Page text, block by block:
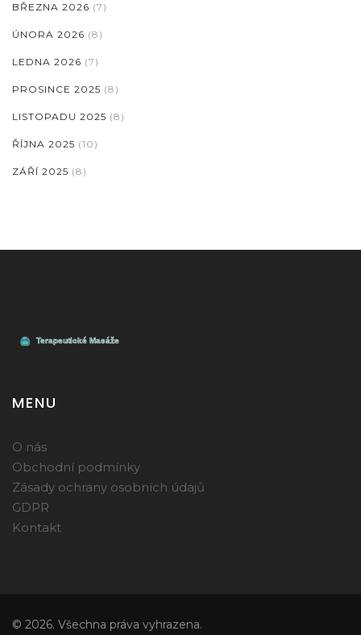
BŘEZNA 2026 (7)
ÚNORA 2026 (8)
LEDNA 2026 (7)
PROSINCE 2025 (8)
LISTOPADU 2025 (8)
ŘÍJNA 2025 (10)
ZÁŘÍ 2025 (8)
MENU
O nás
Obchodní podmínky
Zásady ochrany osobních údajů
GDPR
Kontakt
© 2026. Všechna práva vyhrazena.